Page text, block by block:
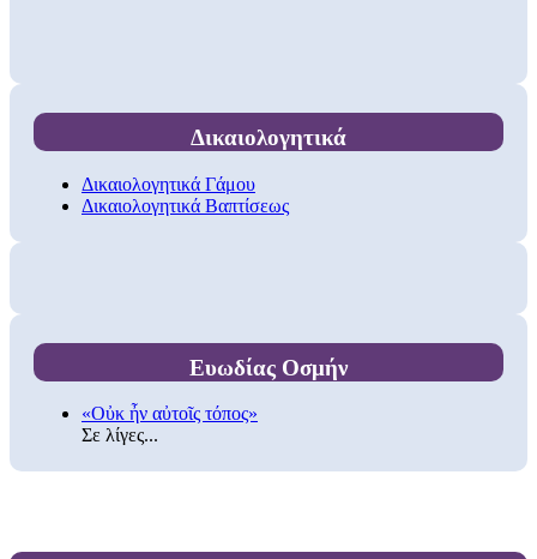
Δικαιολογητικά
Δικαιολογητικά Γάμου
Δικαιολογητικά Βαπτίσεως
Ευωδίας Οσμήν
«Οὐκ ἦν αὐτοῖς τόπος»
Σε λίγες...